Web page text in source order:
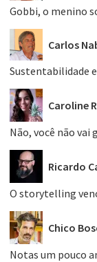
Gobbi, o menino
Carlos
Sustentabilidade
Caroline
Não, você não vai
Ricardo
O storytelling
Chico
Notas um pouco